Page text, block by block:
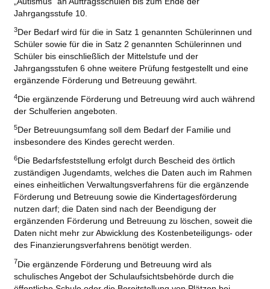
Jahrgangsstufe 10.
3Der Bedarf wird für die in Satz 1 genannten Schülerinnen und
Schüler sowie für die in Satz 2 genannten Schülerinnen und
Schüler bis einschließlich der Mittelstufe und der
Jahrgangsstufen 6 ohne weitere Prüfung festgestellt und eine
ergänzende Förderung und Betreuung gewährt.
4Die ergänzende Förderung und Betreuung wird auch während
der Schulferien angeboten.
5Der Betreuungsumfang soll dem Bedarf der Familie und
insbesondere des Kindes gerecht werden.
6Die Bedarfsfeststellung erfolgt durch Bescheid des örtlich
zuständigen Jugendamts, welches die Daten auch im Rahmen
eines einheitlichen Verwaltungsverfahrens für die ergänzende
Förderung und Betreuung sowie die Kindertagesförderung
nutzen darf; die Daten sind nach der Beendigung der
ergänzenden Förderung und Betreuung zu löschen, soweit die
Daten nicht mehr zur Abwicklung des Kostenbeteiligungs- oder
des Finanzierungsverfahrens benötigt werden.
7Die ergänzende Förderung und Betreuung wird als
schulisches Angebot der Schulaufsichtsbehörde durch die